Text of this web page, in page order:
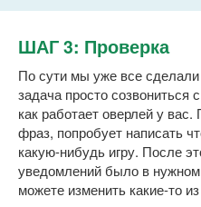
ШАГ 3: Проверка
По сути мы уже все
задача просто
как работает оверлей у
фраз, попробует написать
какую-нибудь игру. После
уведомлений было в
можете изменить какие-то